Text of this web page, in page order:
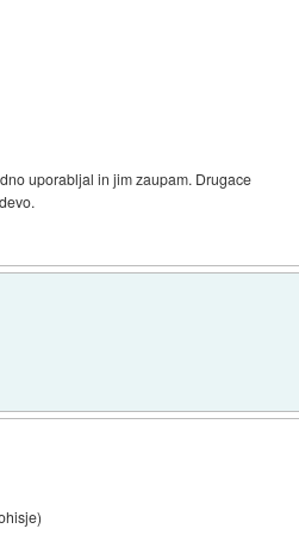
uporabljal in jim zaupam. Drugace